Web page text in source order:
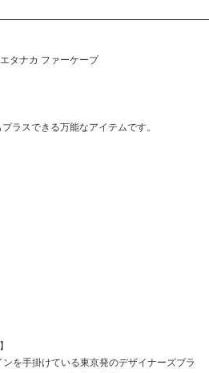
タナカ ファーケープ
ラスできる万能なアイテムです。
を手掛けている東京発のデザイナーズブラ